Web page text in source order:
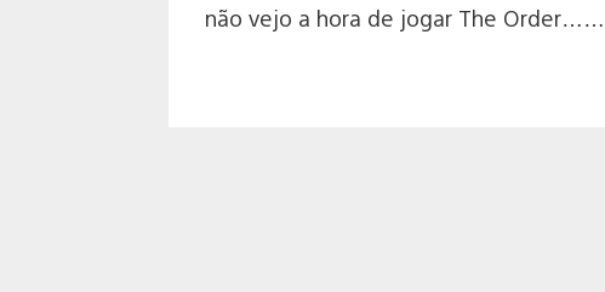
não vejo a hora de jogar The Order……..